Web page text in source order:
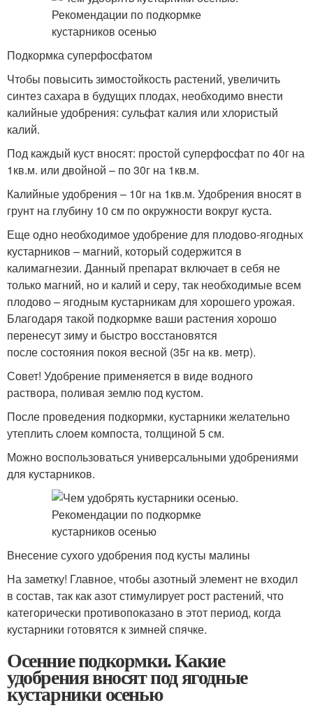
Подкормка суперфосфатом
Чтобы повысить зимостойкость растений, увеличить
синтез сахара в будущих плодах, необходимо внести
калийные удобрения: сульфат калия или хлористый
калий.
Под каждый куст вносят: простой суперфосфат по 40г на
1кв.м. или двойной – по 30г на 1кв.м.
Калийные удобрения – 10г на 1кв.м. Удобрения вносят в
грунт на глубину 10 см по окружности вокруг куста.
Еще одно необходимое удобрение для плодово-ягодных
кустарников – магний, который содержится в
калимагнезии. Данный препарат включает в себя не
только магний, но и калий и серу, так необходимые всем
плодово – ягодным кустарникам для хорошего урожая.
Благодаря такой подкормке ваши растения хорошо
перенесут зиму и быстро восстановятся
после состояния покоя весной (35г на кв. метр).
Совет! Удобрение применяется в виде водного
раствора, поливая землю под кустом.
После проведения подкормки, кустарники желательно
утеплить слоем компоста, толщиной 5 см.
Можно воспользоваться универсальными удобрениями
для кустарников.
Внесение сухого удобрения под кусты малины
На заметку! Главное, чтобы азотный элемент не входил
в состав, так как азот стимулирует рост растений, что
категорически противопоказано в этот период, когда
кустарники готовятся к зимней спячке.
Осенние подкормки. Какие
удобрения вносят под ягодные
кустарники осенью